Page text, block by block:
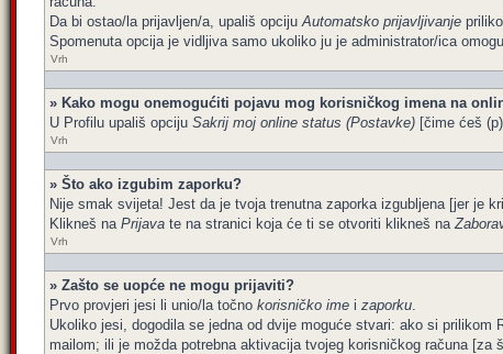
Da bi ostao/la prijavljen/a, upališ opcijuAutomatsko prijavljivanje
Spomenuta opcija je vidljiva samo ukoliko ju je administrator/ica
Vrh
» Kako mogu onemogućiti pojavu mog korisničkog imena na
U Profilu upališ opciju Sakrij moj online status (Postavke) [čime ćeš
Vrh
» Što ako izgubim zaporku?
Nije smak svijeta! Jest da je tvoja trenutna zaporka izgubljena [jer je
Klikneš na Prijava te na stranici koja će ti se otvoriti klikneš na
Vrh
» Zašto se uopće ne mogu prijaviti?
Prvo provjeri jesi li unio/la točno korisničko ime i zaporku.
Ukoliko jesi, dogodila se jedna od dvije moguće stvari: ako si
mailom; ili je možda potrebna aktivacija tvojeg korisničkog računa